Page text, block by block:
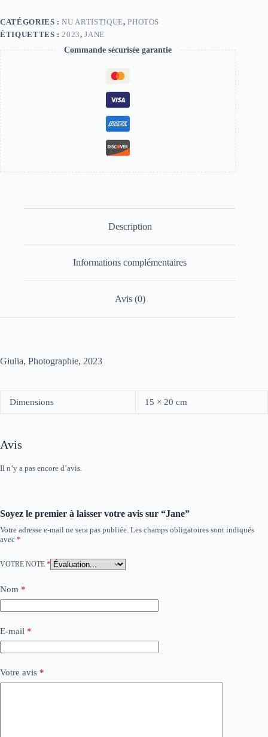
CATÉGORIES :NU ARTISTIQUE,PHOTOS
ÉTIQUETTES : 2023,JANE
Commande sécurisée garantie
Description
Informations complémentaires
Avis (0)
Giulia, Photographie, 2023
Dimensions 15 × 20 cm
Avis
Il n’y a pas encore d’avis.
Soyez le premier à laisser votre avis sur “Jane”
Votre adresse e-mail ne sera pas publiée. Les champs obligatoires sont indiqués
avec *
VOTRE NOTE *
Nom *
E-mail *
Votre avis *